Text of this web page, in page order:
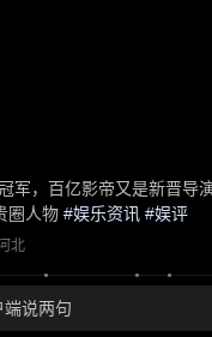
军，百亿影帝又是新晋导
圈人物 #娱乐资讯 #娱评
北
端说两句